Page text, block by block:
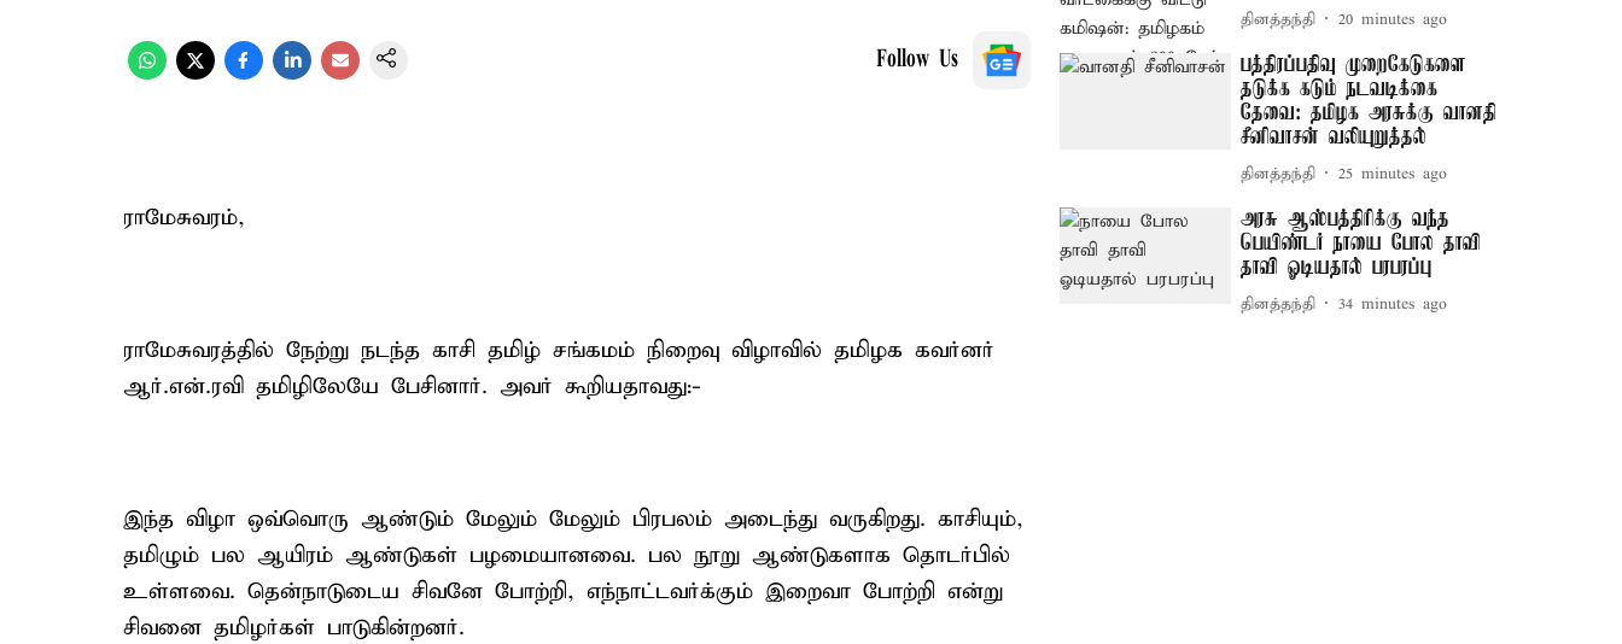
Follow Us
ராமேசுவரம்,
ராமேசுவரத்தில் நேற்று நடந்த காசி தமிழ் சங்கமம் நிறைவு விழாவில் தமிழக கவர்னர்
ஆர்.என்.ரவி தமிழிலேயே பேசினார். அவர் கூறியதாவது:-
இந்த விழா ஒவ்வொரு ஆண்டும் மேலும் மேலும் பிரபலம் அடைந்து வருகிறது. காசியும்,
தமிழும் பல ஆயிரம் ஆண்டுகள் பழமையானவை. பல நூறு ஆண்டுகளாக தொடர்பில்
உள்ளவை. தென்நாடுடைய சிவனே போற்றி, எந்நாட்டவர்க்கும் இறைவா போற்றி என்று
சிவனை தமிழர்கள் பாடுகின்றனர்.
தினத்தந்தி 20 minutes ago
பத்திரப்பதிவு முறைகேடுகளை
தடுக்க கடும் நடவடிக்கை
தேவை: தமிழக அரசுக்கு வானதி
சீனிவாசன் வலியுறுத்தல்
தினத்தந்தி 25 minutes ago
அரசு ஆஸ்பத்திரிக்கு வந்த
பெயிண்டர் நாயை போல தாவி
தாவி ஓடியதால் பரபரப்பு
தினத்தந்தி 34 minutes ago